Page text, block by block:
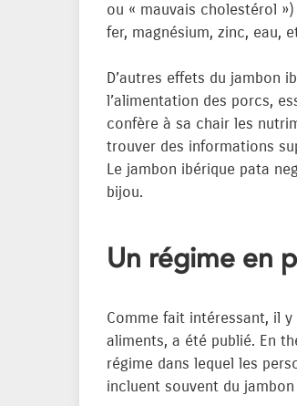
ou « mauvais cholestérol
fer, magnésium, zinc, eau,
D’autres effets du jambon
l’alimentation des porcs,
confère à sa chair les
trouver des informations
Le jambon ibérique pata
bijou.
Un régime en
Comme fait intéressant, il
aliments, a été publié. En
régime dans lequel les
incluent souvent du